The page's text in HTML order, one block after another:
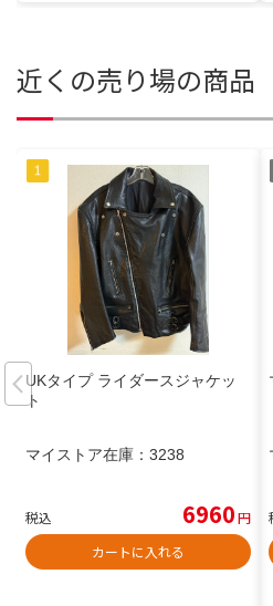
近くの売り場の商品
UKタイプ ライダースジャケッ
ト
マイストア在庫： 3238
税込 6960円
カートに入れる